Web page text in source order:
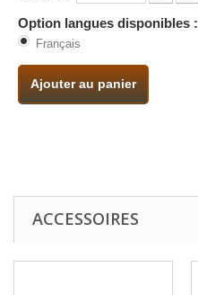
Option langues disponibles :
Français
Ajouter au panier
ACCESSOIRES